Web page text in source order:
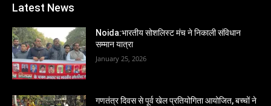
Latest News
Noida:भारतीय सोशलिस्ट मंच ने निकाली संविधान
सम्मान यात्रा
January 25, 2026
गणतंत्र दिवस से पूर्व खेल प्रतियोगिता आयोजित, बच्चों ने